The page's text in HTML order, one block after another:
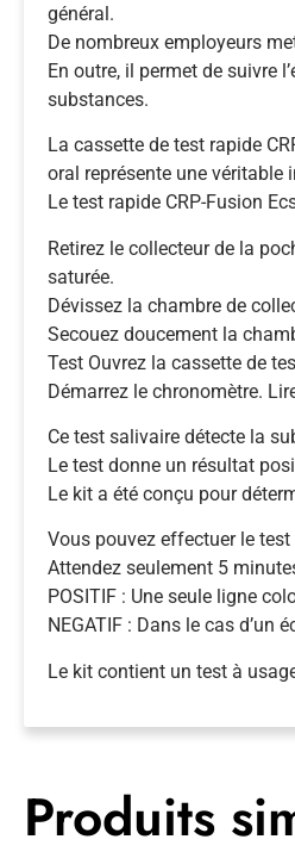
général.
De nombreux employeurs
En outre, il permet de suivre
substances.
La cassette de test rapide
oral représente une
Le test rapide CRP-Fusion
Retirez le collecteur de la
saturée.
Dévissez la chambre de
Secouez doucement la
Test Ouvrez la cassette de
Démarrez le chronomètre.
Ce test salivaire détecte la
Le test donne un résultat
Le kit a été conçu pour
Vous pouvez effectuer le
Attendez seulement 5
POSITIF : Une seule ligne
NEGATIF : Dans le cas
Le kit contient un test à
Produits